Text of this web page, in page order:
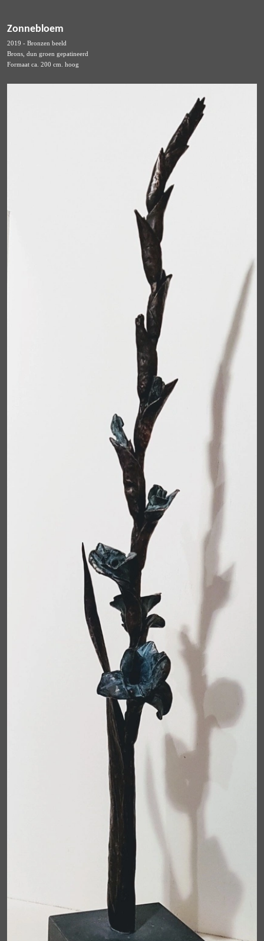
Zonnebloem
2019 - Bronzen beeld
Brons, dun groen gepatineerd
Formaat ca. 200 cm. hoog